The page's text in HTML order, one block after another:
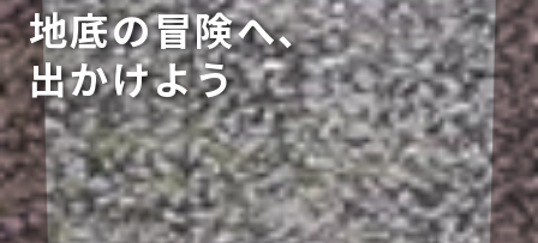
地底の冒険へ、
出かけよう